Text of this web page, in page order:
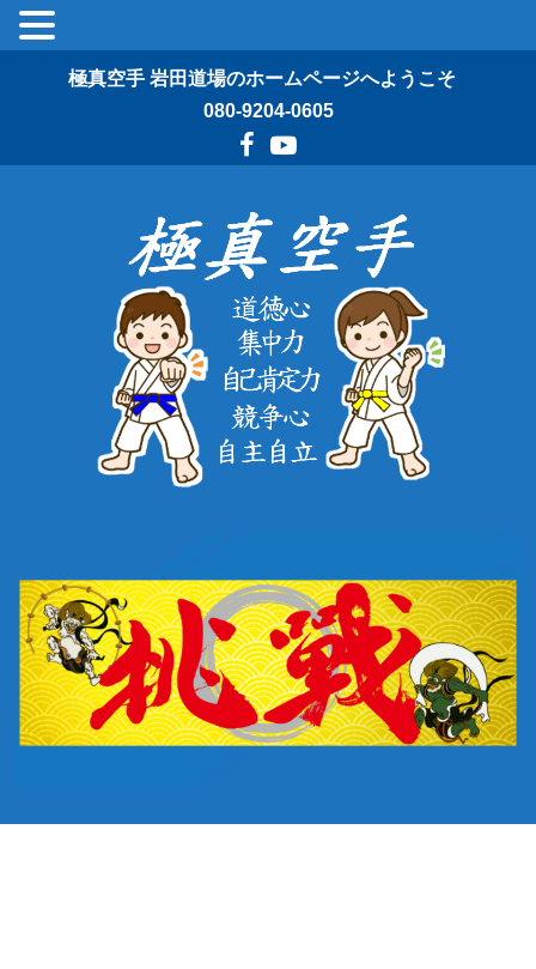
極真空手 岩田道場のホームページへようこそ
080-9204-0605